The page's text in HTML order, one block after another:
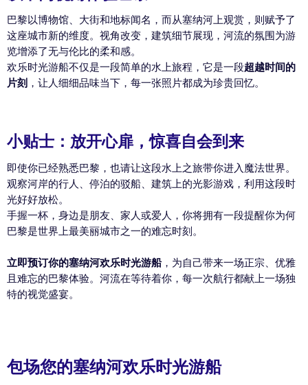
巴黎以博物馆、大街和地标闻名，而从塞纳河上观赏，则赋予了
这座城市新的维度。视角改变，建筑细节展现，河流的氛围为游
览增添了无与伦比的柔和感。
欢乐时光游船不仅是一段简单的水上旅程，它是一段超越时间的
片刻 ，让人细细品味当下，每一张照片都成为珍贵回忆。
小贴士：放开心扉，惊喜自会到来
即使你已经熟悉巴黎，也请让这段水上之旅带你进入魔法世界。
观察河岸的行人、停泊的驳船、建筑上的光影游戏，利用这段时
光好好放松。
手握一杯，身边是朋友、家人或爱人，你将拥有一段提醒你为何
巴黎是世界上最美丽城市之一的难忘时刻。
立即预订你的塞纳河欢乐时光游船，为自己带来一场正宗、优雅
且难忘的巴黎体验。河流在等待着你，每一次航行都献上一场独
特的视觉盛宴。
包场您的塞纳河欢乐时光游船